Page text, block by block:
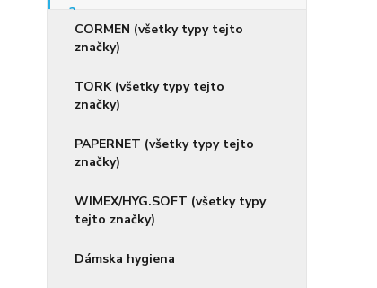
CORMEN (všetky typy tejto
značky)
TORK (všetky typy tejto
značky)
PAPERNET (všetky typy tejto
značky)
WIMEX/HYG.SOFT (všetky typy
tejto značky)
Dámska hygiena